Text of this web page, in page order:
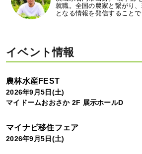
就職。全国の農家と繋がり
となる情報を発信すること
イベント情報
農林水産FEST
2026年9月5日(土)
マイドームおおさか 2F 展示ホールD
マイナビ移住フェア
2026年9月5日(土)